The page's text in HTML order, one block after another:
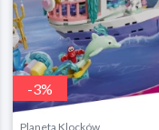
-3%
Planeta Klocków